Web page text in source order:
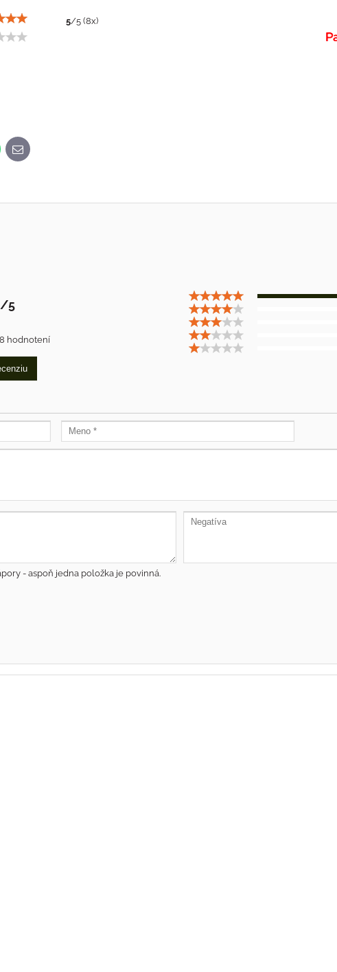
5/5 (8x)
E-
mail
/5
8 hodnotení
- aspoň jedna položka je povinná.